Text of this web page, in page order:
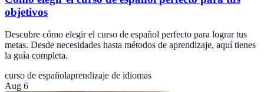
objetivos
Descubre cómo elegir el curso de español perfecto para lograr tus
metas. Desde necesidades hasta métodos de aprendizaje, aquí tienes
la guía completa.
curso de españolaprendizaje de idiomas
Aug 6